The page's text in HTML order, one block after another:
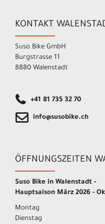
KONTAKT
Suso Bike GmbH
Burgstrasse 11
8880 Walenstadt
+41 81 735 32 70
info@susobike.ch
ÖFFNUNGSZEITEN
Suso Bike in Walenstadt -
Hauptsaison März 2026 -
Montag
Dienstag